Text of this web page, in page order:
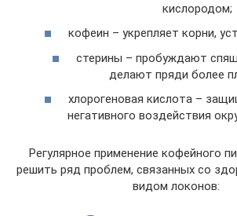
кислородом;
кофеин – укрепляет корни,
стерины – пробуждают
делают пряди более
хлорогеновая кислота –
негативного воздействия
Регулярное применение кофейного
решить ряд проблем, связанных со
видом локонов: